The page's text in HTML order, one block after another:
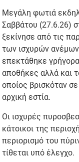
Μεγάλη φωτιά
Σαββάτου (27.6.26)
ξεκίνησε από τις
των ισχυρών
επεκτάθηκε
αποθήκες αλλά και
οποίος βρισκόταν
αρχική εστία.
Οι ισχυρές
κάτοικοι της
περιορισμό του
τίθεται υπό έλεγχο.